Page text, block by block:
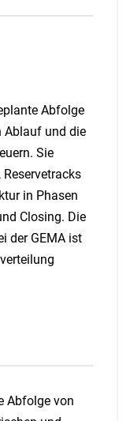
Abfolge
Ablauf und die
Sie
in Phasen
Closing. Die
der GEMA ist
Abfolge von